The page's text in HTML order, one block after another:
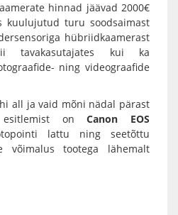
hinnad jäävad 2000€
kuulujutud turu soodsaimast
hübriidkaamerast
tavakasutajates kui ka
ning videograafide
all ja vaid mõni nädal pärast
esitlemist onCanon EOS
lattu ning seetõttu
võimalus tootega lähemalt